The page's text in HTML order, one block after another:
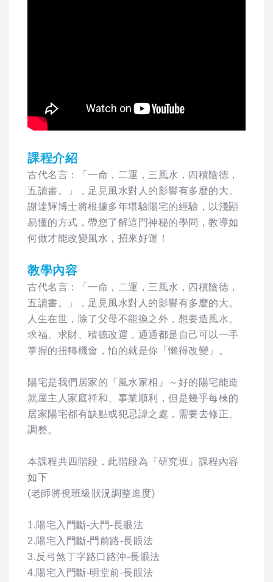
課程介紹
古代名言：「一命，二運，三風水，四積陰德，
五讀書。」，足見風水對人的影響有多麼的大。
謝達輝博士將根據多年堪驗陽宅的經驗，以淺顯
易懂的方式，帶您了解這門神秘的學問，教導如
何做才能改變風水，招來好運！
教學內容
古代名言：「一命，二運，三風水，四積陰德，
五讀書。」，足見風水對人的影響有多麼的大。
人生在世，除了父母不能換之外，想要造風水、
求福、求財、積德改運，通通都是自己可以一手
掌握的扭轉機會，怕的就是你「懶得改變」。
陽宅是我們居家的『風水家相』～好的陽宅能造
就屋主人家庭祥和、事業順利，但是幾乎每棟的
居家陽宅都有缺點或犯忌諱之處，需要去修正、
調整。
本課程共四階段，此階段為『研究班』課程內容
如下
(老師將視班級狀況調整進度)
1.陽宅入門斷-大門-長眼法
2.陽宅入門斷-門前路-長眼法
3.反弓煞丁字路口路沖-長眼法
4.陽宅入門斷-明堂前-長眼法